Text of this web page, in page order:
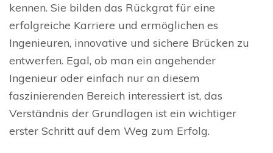
kennen. Sie bilden das Rückgrat für eine
erfolgreiche Karriere und ermöglichen es
Ingenieuren, innovative und sichere Brücken zu
entwerfen. Egal, ob man ein angehender
Ingenieur oder einfach nur an diesem
faszinierenden Bereich interessiert ist, das
Verständnis der Grundlagen ist ein wichtiger
erster Schritt auf dem Weg zum Erfolg.